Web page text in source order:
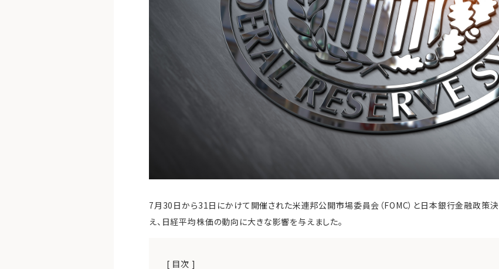
7月30日から31日にかけて開催された米連邦公開市場委員会（FOMC）と日本銀行金融政策決
え、日経平均株価の動向に大きな影響を与えました。
[ 目次 ]